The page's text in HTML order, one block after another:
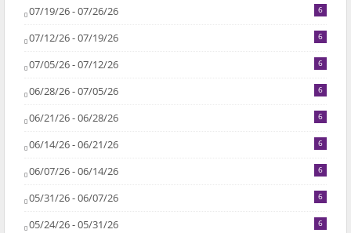
07/19/26 - 07/26/26 6
07/12/26 - 07/19/26 6
07/05/26 - 07/12/26 6
06/28/26 - 07/05/26 6
06/21/26 - 06/28/26 6
06/14/26 - 06/21/26 6
06/07/26 - 06/14/26 6
05/31/26 - 06/07/26 6
05/24/26 - 05/31/26 6